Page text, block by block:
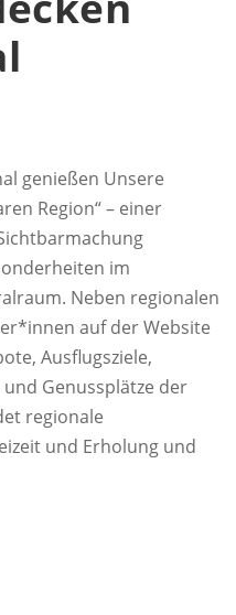
genießen Unsere
Region“ – einer
im
Neben regionalen
auf der Website
Ausflugsziele,
Genussplätze der
regionale
und Erholung und